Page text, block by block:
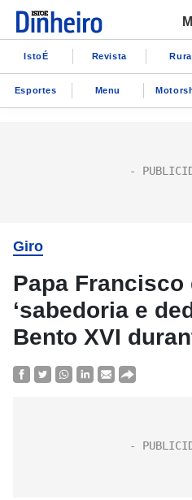
IstoÉ Revista
Esportes Menu
Giro
Papa Francisco
‘sabedoria e
Bento XVI